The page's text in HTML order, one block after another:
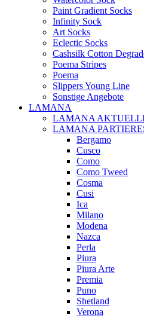
Paint Gradient Socks
Infinity Sock
Art Socks
Eclectic Socks
Cashsilk Cotton
Poema Stripes
Poema
Slippers Young Line
Sonstige Angebote
LAMANA
LAMANA
LAMANA
Bergamo
Cusco
Como
Como Tweed
Cosma
Cusi
Ica
Milano
Modena
Nazca
Perla
Piura
Piura Arte
Premia
Puno
Shetland
Verona